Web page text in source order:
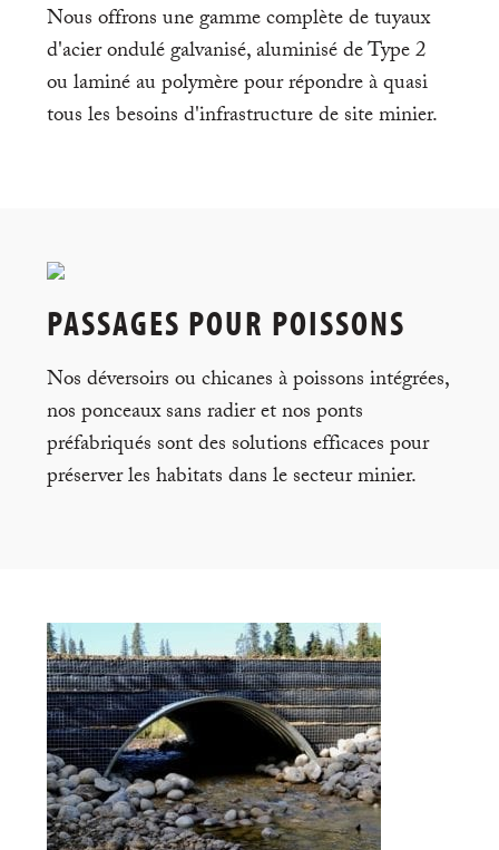
Nous offrons une gamme complète de tuyaux
d'acier ondulé galvanisé, aluminisé de Type 2
ou laminé au polymère pour répondre à quasi
tous les besoins d'infrastructure de site minier.
PASSAGES POUR POISSONS
Nos déversoirs ou chicanes à poissons intégrées,
nos ponceaux sans radier et nos ponts
préfabriqués sont des solutions efficaces pour
préserver les habitats dans le secteur minier.